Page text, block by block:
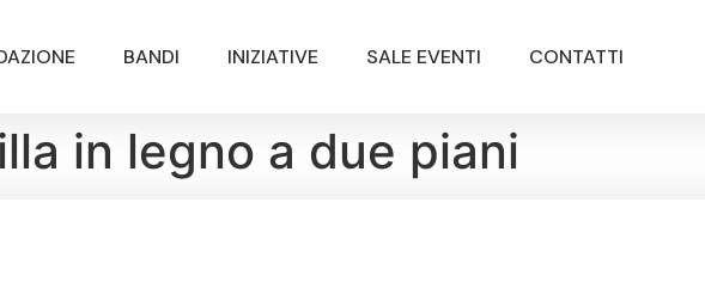
BANDI INIZIATIVE SALE EVENTI CONTATTI
in legno a due piani